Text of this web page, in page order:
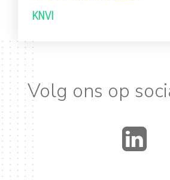
KNVI
Volg ons op